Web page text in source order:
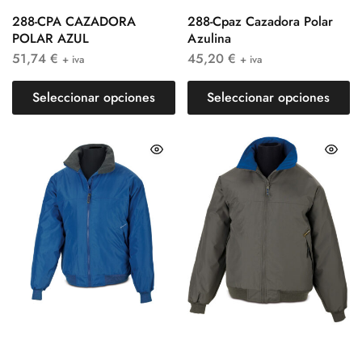
288-CPA CAZADORA
POLAR AZUL
51,74 € + iva
Seleccionar opciones
288-Cpaz Cazadora Polar
Azulina
45,20 € + iva
Seleccionar opciones